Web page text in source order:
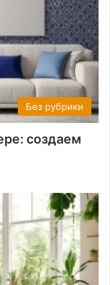
Без рубрики
создаем